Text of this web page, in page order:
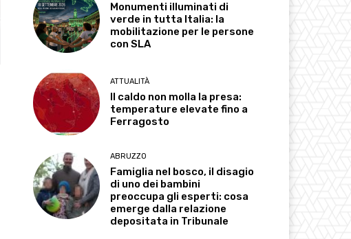
Monumenti illuminati di
verde in tutta Italia: la
mobilitazione per le persone
con SLA
ATTUALITÀ
Il caldo non molla la presa:
temperature elevate fino a
Ferragosto
ABRUZZO
Famiglia nel bosco, il disagio
di uno dei bambini
preoccupa gli esperti: cosa
emerge dalla relazione
depositata in Tribunale